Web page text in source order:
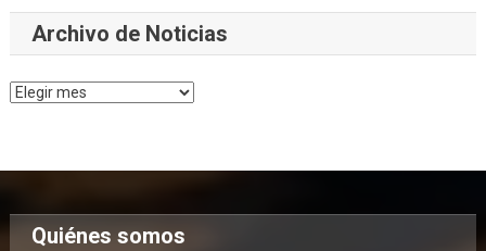
Archivo de Noticias
Archivo
Quiénes somos